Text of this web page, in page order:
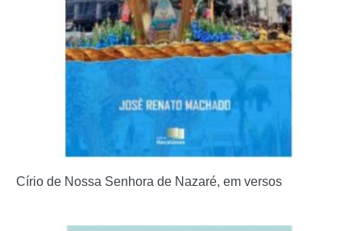
Círio de Nossa Senhora de Nazaré, em versos